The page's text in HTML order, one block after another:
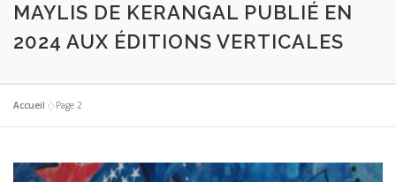
DES IMAGES DES SPECTACLES DES OPINIONS
DES BONS PLANS
MAYLIS DE KERANGAL PUBLIÉ EN
2024 AUX ÉDITIONS VERTICALES
Accueil »Page 2